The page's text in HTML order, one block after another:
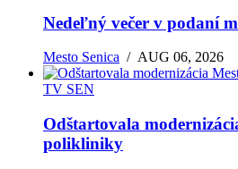
Nedeľný večer v podaní
Mesto Senica /AUG 06, 2026
TV SEN
Odštartovala
polikliniky